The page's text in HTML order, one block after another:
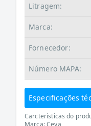
Litragem:
Marca:
Fornecedor:
Número MAPA:
Especificações
Carcterísticas do
Marca: Ceva